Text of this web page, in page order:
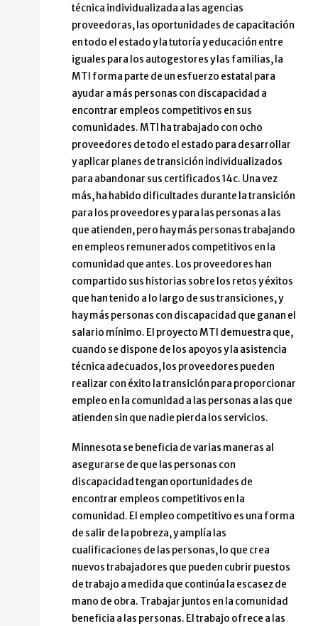
técnica individualizada a las agencias
proveedoras, las oportunidades de capacitación
en todo el estado y la tutoría y educación entre
iguales para los autogestores y las familias, la
MTI forma parte de un esfuerzo estatal para
ayudar a más personas con discapacidad a
encontrar empleos competitivos en sus
comunidades. MTI ha trabajado con ocho
proveedores de todo el estado para desarrollar
y aplicar planes de transición individualizados
para abandonar sus certificados 14c. Una vez
más, ha habido dificultades durante la transición
para los proveedores y para las personas a las
que atienden, pero hay más personas trabajando
en empleos remunerados competitivos en la
comunidad que antes. Los proveedores han
compartido sus historias sobre los retos y éxitos
que han tenido a lo largo de sus transiciones, y
hay más personas con discapacidad que ganan el
salario mínimo. El proyecto MTI demuestra que,
cuando se dispone de los apoyos y la asistencia
técnica adecuados, los proveedores pueden
realizar con éxito la transición para proporcionar
empleo en la comunidad a las personas a las que
atienden sin que nadie pierda los servicios.
Minnesota se beneficia de varias maneras al
asegurarse de que las personas con
discapacidad tengan oportunidades de
encontrar empleos competitivos en la
comunidad. El empleo competitivo es una forma
de salir de la pobreza, y amplía las
cualificaciones de las personas, lo que crea
nuevos trabajadores que pueden cubrir puestos
de trabajo a medida que continúa la escasez de
mano de obra. Trabajar juntos en la comunidad
beneficia a las personas. El trabajo ofrece a las